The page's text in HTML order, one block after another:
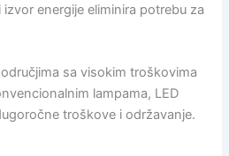
energije eliminira potrebu za
sa visokim troškovima
lampama, LED
troškove i održavanje.